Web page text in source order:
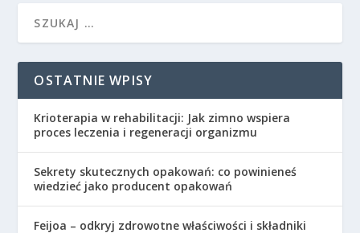
OSTATNIE WPISY
Krioterapia w rehabilitacji: Jak zimno wspiera
proces leczenia i regeneracji organizmu
Sekrety skutecznych opakowań: co powinieneś
wiedzieć jako producent opakowań
Feijoa – odkryj zdrowotne właściwości i składniki